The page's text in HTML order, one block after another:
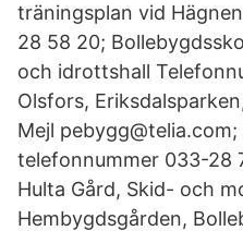
träningsplan vid
28 58 20;
och idrottshall
Olsfors,
Mejl
telefonnummer 033-28
Hulta Gård, Skid- och
Hembygdsgården,